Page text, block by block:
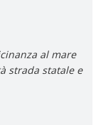
al mare
strada statale e